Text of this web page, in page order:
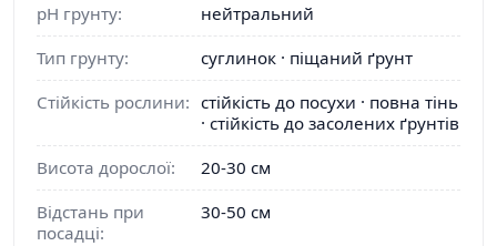
pH грунту:
нейтральний
Тип грунту:
суглинок · піщаний ґрунт
Стійкість рослини: стійкість до посухи · повна тінь
· стійкість до засолених ґрунтів
Висота дорослої:
20-30 см
Відстань при
посадці:
30-50 см